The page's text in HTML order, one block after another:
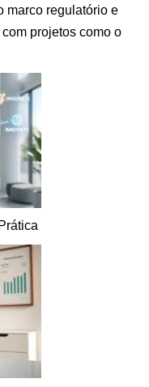
marco regulatório e
projetos como o